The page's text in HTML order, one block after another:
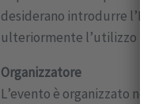
desiderano introdurre l’IA
ulteriormente l’utilizzo in
Organizzatore
L’evento è organizzato